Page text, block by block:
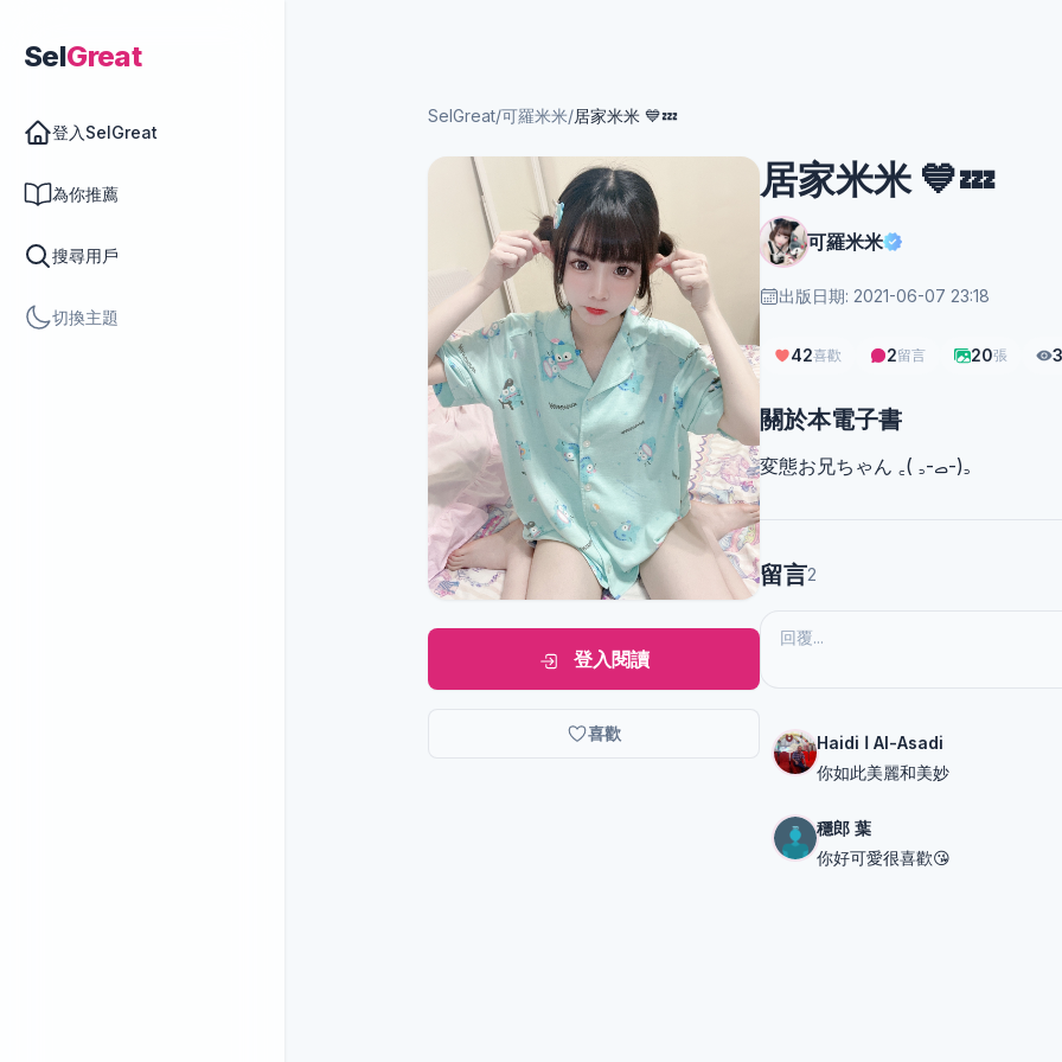
SelGreat
登入SelGreat
為你推薦
搜尋用戶
切換主題
SelGreat/可羅米米/居家米米 💙💤
登入閱讀
喜歡
居家米米 💙💤
可羅米米
出版日期: 2021-06-07 23:18
42喜歡 2留言 20張
關於本電子書
変態お兄ちゃん ‎꜀( ꜆-ࡇ-)꜆
留言2
Haidi ا Al-Asadi
你如此美麗和美妙
穩郎 葉
你好可愛很喜歡😘